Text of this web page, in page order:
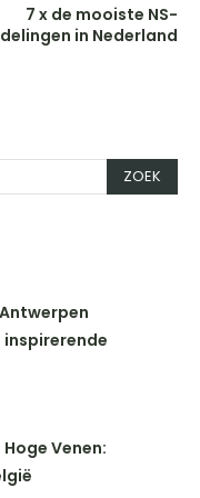
7 x de mooiste NS-
in Nederland
ZOEK
inspirerende
Venen: